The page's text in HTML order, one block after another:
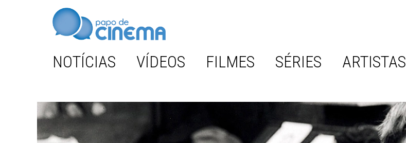
NOTÍCIAS VÍDEOS FILMES SÉRIES ARTISTAS